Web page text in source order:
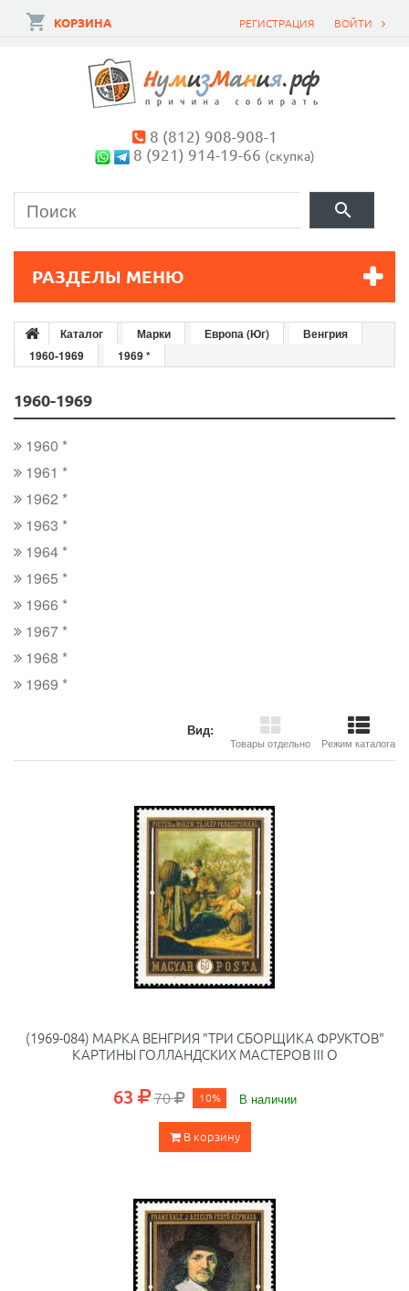
ВОЙТИ
РЕГИСТРАЦИЯ
КОРЗИНА
8 (812) 908-908-1
8 (921) 914-19-66 (скупка)
РАЗДЕЛЫ МЕНЮ
Каталог Марки Европа (Юг)
Венгрия
1960-1969
1969 *
1960-1969
1960 *
1961 *
1962 *
1963 *
1964 *
1965 *
1966 *
1967 *
1968 *
1969 *
Вид:
Товары отдельно Режим каталога
(1969-084) МАРКА ВЕНГРИЯ "ТРИ СБОРЩИКА ФРУКТОВ"
КАРТИНЫ ГОЛЛАНДСКИХ МАСТЕРОВ III O
63 70 10% В наличии
В корзину